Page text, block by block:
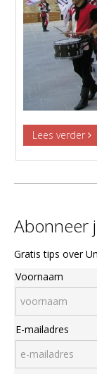
Lees verder
Abonneer
Gratis tips over
Voornaam
E-mailadres